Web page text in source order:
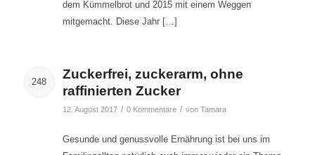
dem Kümmelbrot und 2015 mit einem Weggen
mitgemacht. Diese Jahr […]
248
Zuckerfrei, zuckerarm, ohne
raffinierten Zucker
12. August 2017 / 0 Kommentare / von Tamara
Gesunde und genussvolle Ernährung ist bei uns im